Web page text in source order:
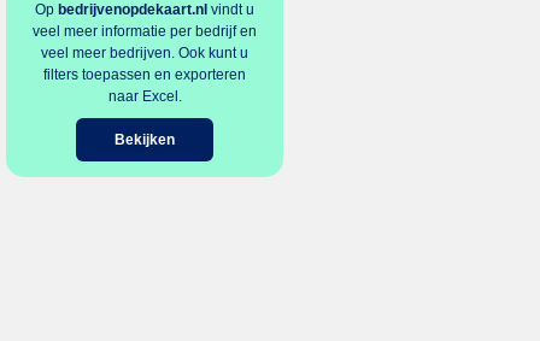
Op bedrijvenopdekaart.nl vindt u
veel meer informatie per bedrijf en
veel meer bedrijven. Ook kunt u
filters toepassen en exporteren
naar Excel.
Bekijken